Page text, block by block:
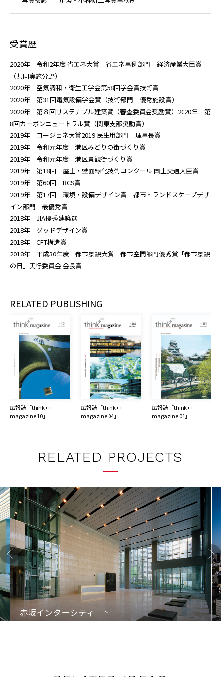
受賞歴
2020年 令和2年度 省エネ大賞 省エネ事例部門 経済産業大臣賞
（共同実施分野）
2020年 空気調和・衛生工学会第58回学会賞技術賞
2020年 第31回電気設備学会賞（技術部門 優秀施設賞）
2020年 第８回サステナブル建築賞（審査委員会奨励賞）2020年 第
8回カーボンニュートラル賞（関東支部奨励賞）
2019年 コージェネ大賞2019 民生用部門 理事長賞
2019年 令和元年度 港区みどりの街づくり賞
2019年 令和元年度 港区景観街づくり賞
2019年 第18回 屋上・壁面緑化技術コンクール 国土交通大臣賞
2019年 第60回 BCS賞
2019年 第17回 環境・設備デザイン賞 都市・ランドスケープデザ
イン部門 最優秀賞
2018年 JIA優秀建築選
2018年 グッドデザイン賞
2018年 CFT構造賞
2018年 平成30年度 都市景観大賞 都市空間部門優秀賞「都市景観
の日」実行委員会 会長賞
RELATED PUBLISHING
広報誌「think++
magazine 10」
広報誌「think++
magazine 04」
広報誌「think++
magazine 01」
RELATED PROJECTS
Previo
us
赤坂インターシティ
Next